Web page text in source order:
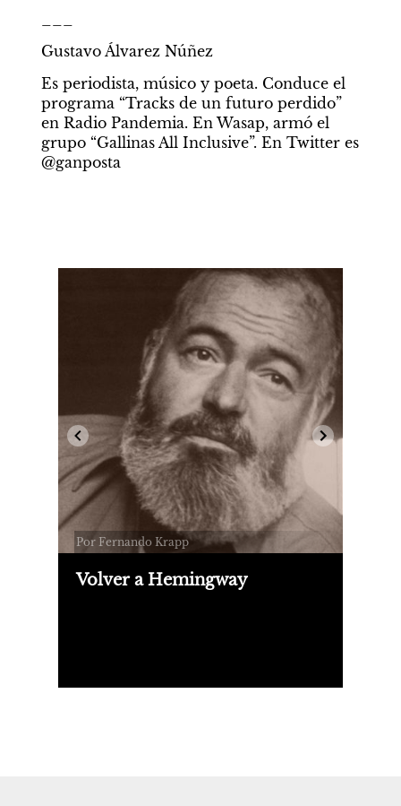
Gustavo Álvarez Núñez
Es periodista, músico y poeta. Conduce el
programa “Tracks de un futuro perdido”
en Radio Pandemia. En Wasap, armó el
grupo “Gallinas All Inclusive”. En Twitter es
@ganposta
Por Fernando Krapp
Volver a Hemingway